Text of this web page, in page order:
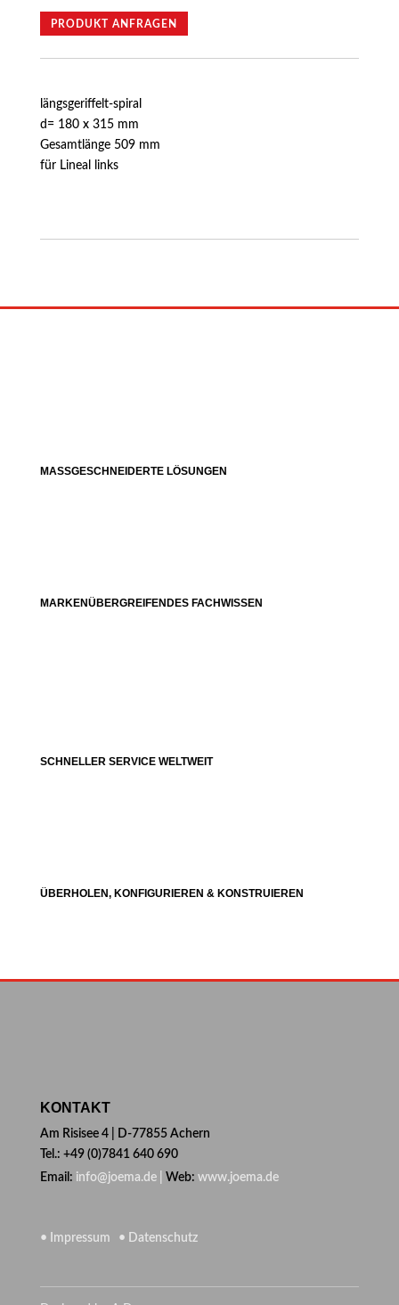
PRODUKT ANFRAGEN
längsgeriffelt-spiral
d= 180 x 315 mm
Gesamtlänge 509 mm
für Lineal links
MASSGESCHNEIDERTE LÖSUNGEN
MARKENÜBERGREIFENDES FACHWISSEN
SCHNELLER SERVICE WELTWEIT
ÜBERHOLEN, KONFIGURIEREN & KONSTRUIEREN
KONTAKT
Am Risisee 4 | D-77855 Achern
Tel.: +49 (0)7841 640 690
Email: info@joema.de | Web: www.joema.de
• Impressum • Datenschutz